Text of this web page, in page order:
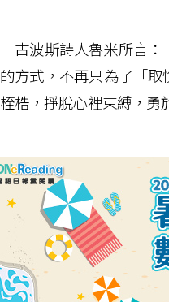
古波斯詩人魯米所言：
的方式，不再只為了「
桎梏，掙脫心裡束縛，勇